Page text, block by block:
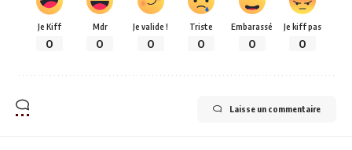
Je Kiff
0
Mdr
0
Je valide !
0
Triste
0
Embarassé
0
Je kiff pas
0
Laisse un commentaire